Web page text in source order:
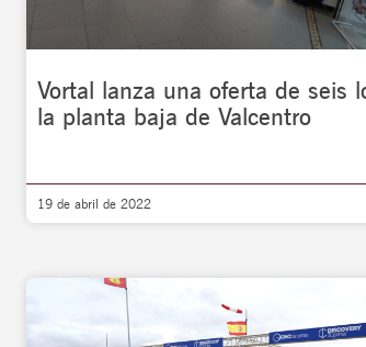
Vortal lanza una oferta de seis
la planta baja de Valcentro
19 de abril de 2022